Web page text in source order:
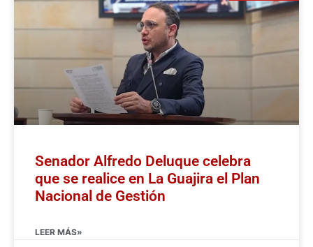
Senador Alfredo Deluque celebra
que se realice en La Guajira el Plan
Nacional de Gestión
LEER MÁS»